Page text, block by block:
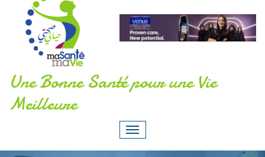
Une Bonne Santé pour une Vie
Meilleure